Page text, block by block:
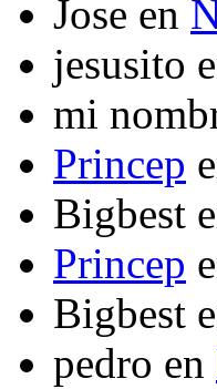
Jose en
jesusito
mi
Princep
Bigbest
Princep
Bigbest
pedro en